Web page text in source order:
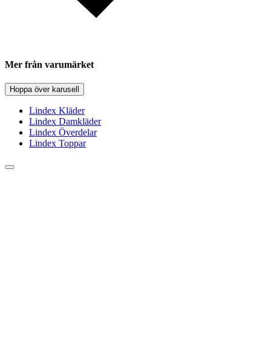
Mer från varumärket
Hoppa över karusell
Lindex Kläder
Lindex Damkläder
Lindex Överdelar
Lindex Toppar